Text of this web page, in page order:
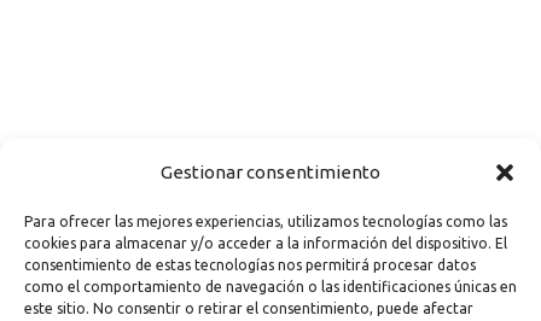
Gestionar consentimiento
Para ofrecer las mejores experiencias, utilizamos tecnologías como las
cookies para almacenar y/o acceder a la información del dispositivo. El
consentimiento de estas tecnologías nos permitirá procesar datos
como el comportamiento de navegación o las identificaciones únicas en
este sitio. No consentir o retirar el consentimiento, puede afectar